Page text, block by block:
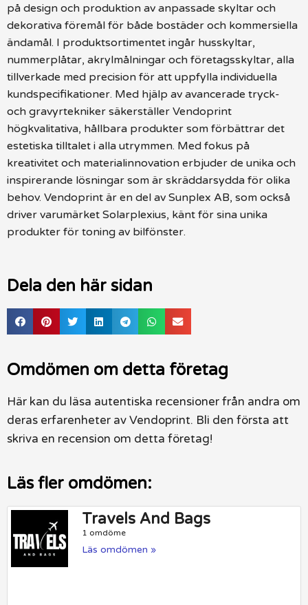
på design och produktion av anpassade skyltar och
dekorativa föremål för både bostäder och kommersiella
ändamål. I produktsortimentet ingår husskyltar,
nummerplåtar, akrylmålningar och företagsskyltar, alla
tillverkade med precision för att uppfylla individuella
kundspecifikationer. Med hjälp av avancerade tryck-
och gravyrtekniker säkerställer Vendoprint
högkvalitativa, hållbara produkter som förbättrar det
estetiska tilltalet i alla utrymmen. Med fokus på
kreativitet och materialinnovation erbjuder de unika och
inspirerande lösningar som är skräddarsydda för olika
behov. Vendoprint är en del av Sunplex AB, som också
driver varumärket Solarplexius, känt för sina unika
produkter för toning av bilfönster.
Dela den här sidan
Omdömen om detta företag
Här kan du läsa autentiska recensioner från andra om
deras erfarenheter av Vendoprint. Bli den första att
skriva en recension om detta företag!
Läs fler omdömen:
Travels And Bags
1 omdöme
Läs omdömen »